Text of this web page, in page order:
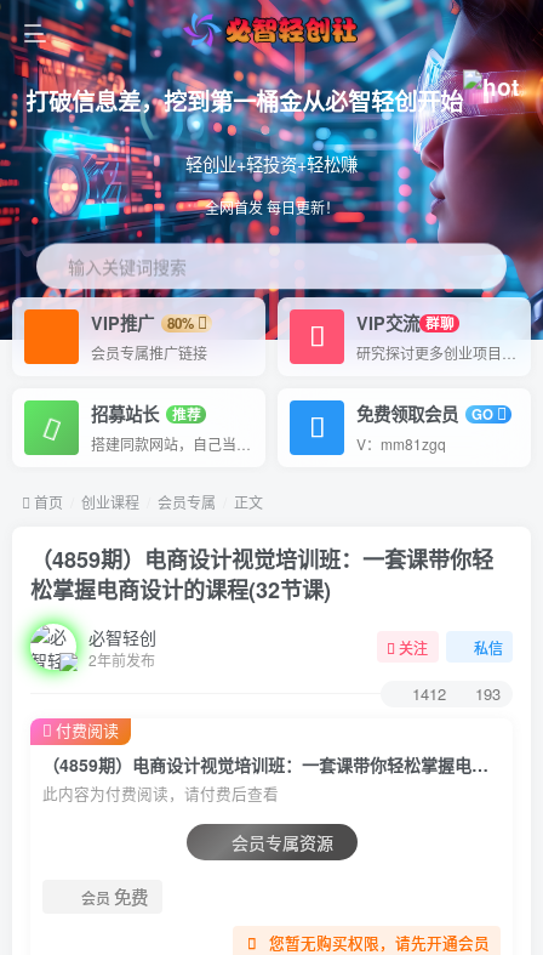
打破信息差，挖到第一桶金从必智轻创开始
轻创业+轻投资+轻松赚
全网首发 每日更新！
输入关键词搜索
VIP推广
80%
会员专属推广链接
VIP交流 群聊
招募站长
推荐
免费领取会员
GO
V：mm81zgq
首页 创业课程 会员专属 正文
（4859期）电商设计视觉培训班：一套课带你轻
松掌握电商设计的课程(32节课)
必智轻创
2年前发布
关注 私信
1412 193
（4859期）电商设计视觉培训班：一套课带你轻松掌握电商设计的课程(32节课)
此内容为付费阅读，请付费后查看
会员专属资源
会员 免费
您暂无购买权限，请先开通会员
付费阅读